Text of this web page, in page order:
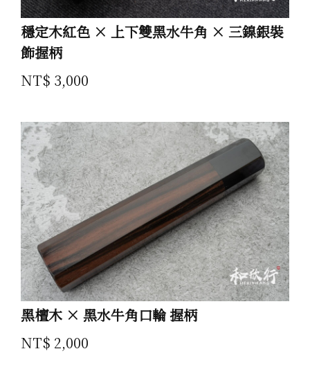
穩定木紅色 × 上下雙黑水牛角 × 三鎳銀裝
飾握柄
NT$ 3,000
黑檀木 × 黑水牛角口輪 握柄
NT$ 2,000